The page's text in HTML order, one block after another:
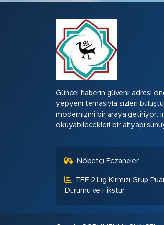
Güncel haberin güvenli adresi
yepyeni temasıyla sizleri
modernizmi bir araya getiriyor.
okuyabilecekleri bir altyapı
Nöbetçi Eczaneler
TFF 2.Lig Kırmızı Grup
Durumu ve Fikstür